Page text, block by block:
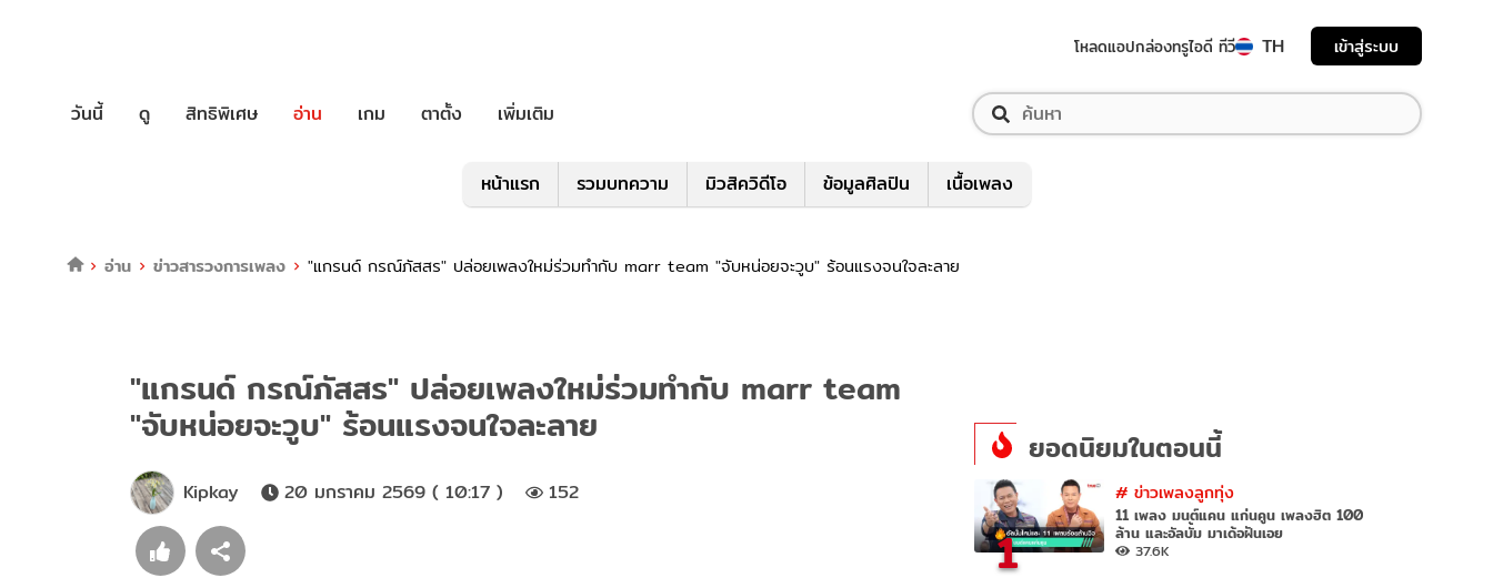
โหลดแอปกล่องทรูไอดี ทีวี TH เข้าสู่ระบบ
วันนี้ ดู สิทธิพิเศษ อ่าน เกม ตาตั้ง เพิ่มเติม
หน้าแรก รวมบทความ มิวสิควิดีโอ ข้อมูลศิลปิน เนื้อเพลง
อ่าน ข่าวสารวงการเพลง "แกรนด์ กรณ์ภัสสร" ปล่อยเพลงใหม่ร่วมทำกับ marr team "จับหน่อยจะวูบ" ร้อนแรงจนใจละลาย
"แกรนด์ กรณ์ภัสสร" ปล่อยเพลงใหม่ร่วมทำกับ marr team
"จับหน่อยจะวูบ" ร้อนแรงจนใจละลาย
Kipkay 20 มกราคม 2569 ( 10:17 ) 152
ยอดนิยมในตอนนี้
1
# ข่าวเพลงลูกทุ่ง
11 เพลง มนต์แคน แก่นคูน เพลงฮิต 100
ล้าน และอัลบั้ม มาเด้อฝันเอย
37.6K